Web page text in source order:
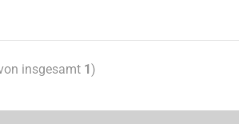
insgesamt 1)